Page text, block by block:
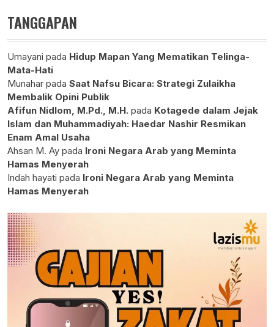
TANGGAPAN
Umayani pada Hidup Mapan Yang Mematikan Telinga-
Mata-Hati
Munahar pada Saat Nafsu Bicara: Strategi Zulaikha
Membalik Opini Publik
Afifun Nidlom, M.Pd., M.H. pada Kotagede dalam Jejak
Islam dan Muhammadiyah: Haedar Nashir Resmikan
Enam Amal Usaha
Ahsan M. Ay pada Ironi Negara Arab yang Meminta
Hamas Menyerah
Indah hayati pada Ironi Negara Arab yang Meminta
Hamas Menyerah